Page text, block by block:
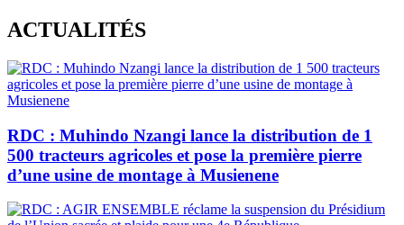
Skip
to
content
ACTUALITÉS
RDC : Muhindo Nzangi lance la distribution de 1
500 tracteurs agricoles et pose la première pierre
d’une usine de montage à Musienene